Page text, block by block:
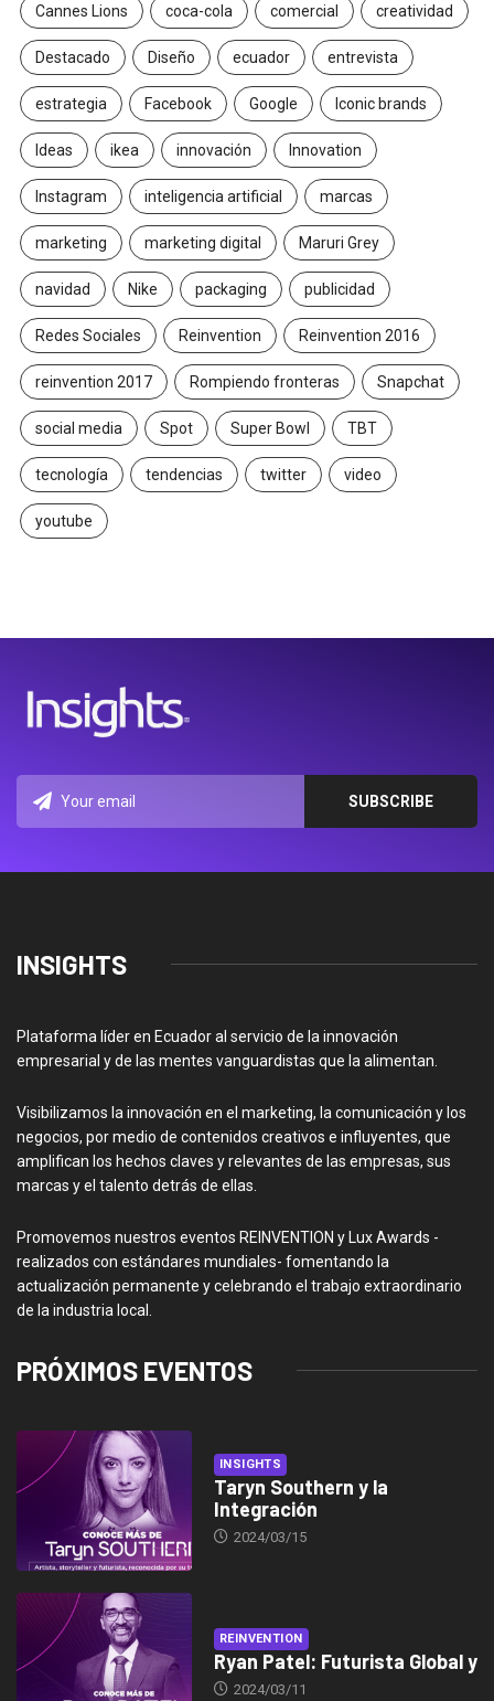
Cannes Lions coca-cola comercial creatividad
Destacado Diseño ecuador entrevista
estrategia Facebook Google Iconic brands
Ideas ikea innovación Innovation
Instagram inteligencia artificial marcas
marketing marketing digital Maruri Grey
navidad Nike packaging publicidad
Redes Sociales Reinvention Reinvention 2016
reinvention 2017 Rompiendo fronteras Snapchat
social media Spot Super Bowl TBT
tecnología tendencias twitter video
youtube
INSIGHTS
Plataforma líder en Ecuador al servicio de la innovación
empresarial y de las mentes vanguardistas que la alimentan.
Visibilizamos la innovación en el marketing, la comunicación y los
negocios, por medio de contenidos creativos e influyentes, que
amplifican los hechos claves y relevantes de las empresas, sus
marcas y el talento detrás de ellas.
Promovemos nuestros eventos REINVENTION y Lux Awards -
realizados con estándares mundiales- fomentando la
actualización permanente y celebrando el trabajo extraordinario
de la industria local.
PRÓXIMOS EVENTOS
INSIGHTS
Taryn Southern y la
Integración
2024/03/15
REINVENTION
Ryan Patel: Futurista Global y
2024/03/11